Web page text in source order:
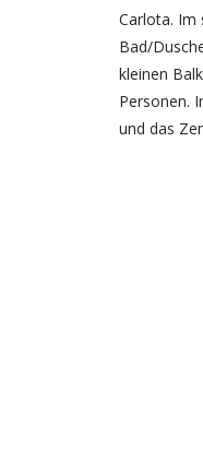
Carlota. Im
Bad/
kleinen
Personen.
und das